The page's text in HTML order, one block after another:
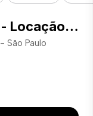
#1184793 - Apartamento - Locação com 76.00 m² , 2 Quarto(s), por R$ 7.500
São Paulo